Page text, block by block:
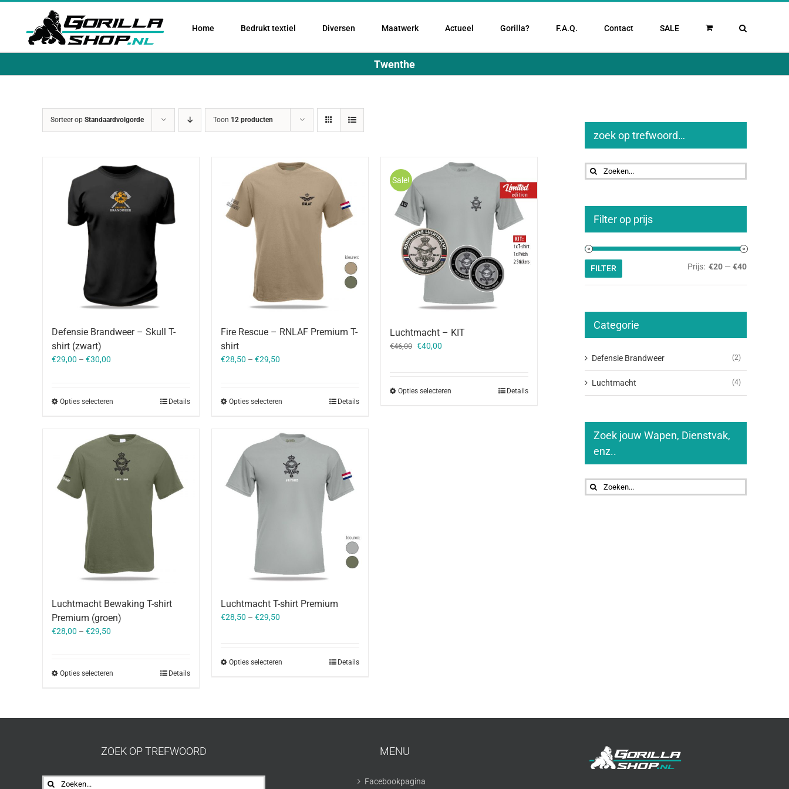
Ga
Home Bedrukt textiel Diversen Maatwerk Actueel Gorilla? F.A.Q. Contact SALE
Twenthe
Sorteer op Standaardvolgorde Toon 12 producten
Defensie Brandweer – Skull T-
shirt (zwart)
€29,00 – €30,00
Opties selecteren Details
Fire Rescue – RNLAF Premium T-
shirt
€28,50 – €29,50
Opties selecteren Details
Sale!
Luchtmacht – KIT
€46,00 Oorspronkelijke
€40,00Huidige
Opties selecteren Details
Luchtmacht Bewaking T-shirt
Premium (groen)
€28,00 – €29,50
Opties selecteren Details
Luchtmacht T-shirt Premium
€28,50 – €29,50
Opties selecteren Details
zoek op trefwoord…
Zoeken
naar:
Filter op prijs
Min.
Max.
FILTER Prijs: €20 — €40
Categorie
Defensie Brandweer (2)
Luchtmacht (4)
Zoek jouw Wapen, Dienstvak,
enz..
Zoeken
naar:
ZOEK OP TREFWOORD
Zoeken
MENU
Facebookpagina